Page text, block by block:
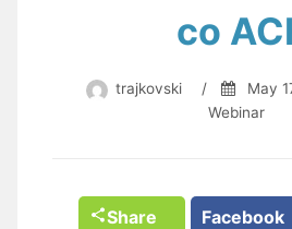
со
trajkovski / May
Webinar
Share Facebook